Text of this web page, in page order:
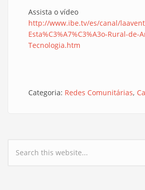
Assista o vídeo
http://www.ibe.tv/es/canal/
Esta%C3%A7%C3%A3o-Rural-de-
Tecnologia.htm
Categoria: Redes Comunitárias
Search form